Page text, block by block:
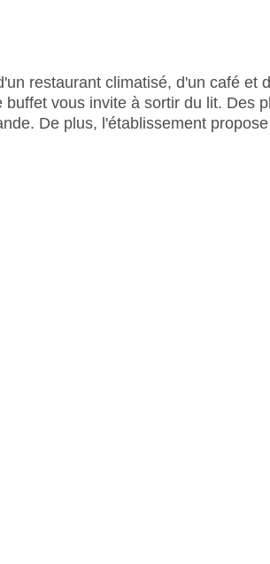
restaurant climatisé, d'un café et
vous invite à sortir du lit. Des
De plus, l'établissement